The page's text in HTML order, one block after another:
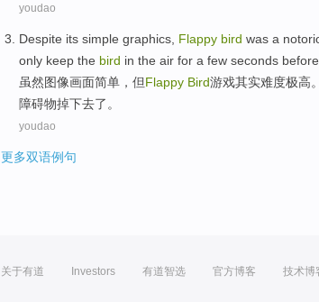
youdao
Despite its simple graphics Flappy bird was a
only keep the bird in the air for a few seconds before
虽然图像画面简单 ，但Flappy Bird游戏其实难度极高。
障碍物掉下去了。
youdao
更多双语例句
关于有道 Investors 有道智选 官方博客 技术博